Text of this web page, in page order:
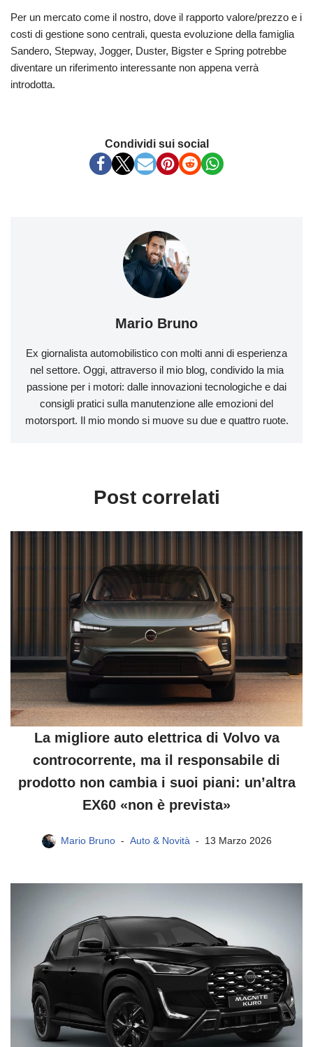
Per un mercato come il nostro, dove il rapporto valore/prezzo e i
costi di gestione sono centrali, questa evoluzione della famiglia
Sandero, Stepway, Jogger, Duster, Bigster e Spring potrebbe
diventare un riferimento interessante non appena verrà
introdotta.
Condividi sui social
Mario Bruno
Ex giornalista automobilistico con molti anni di esperienza
nel settore. Oggi, attraverso il mio blog, condivido la mia
passione per i motori: dalle innovazioni tecnologiche e dai
consigli pratici sulla manutenzione alle emozioni del
motorsport. Il mio mondo si muove su due e quattro ruote.
Post correlati
La migliore auto elettrica di Volvo va
controcorrente, ma il responsabile di
prodotto non cambia i suoi piani: un’altra
EX60 «non è prevista»
Mario Bruno Auto & Novità 13 Marzo 2026